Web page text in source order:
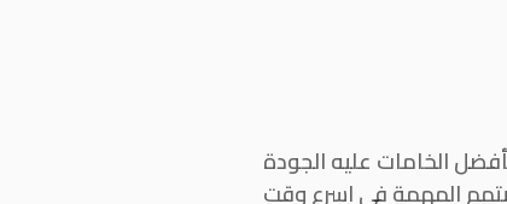
الخامات عليه الجودة
المهمة في اسرع وقت